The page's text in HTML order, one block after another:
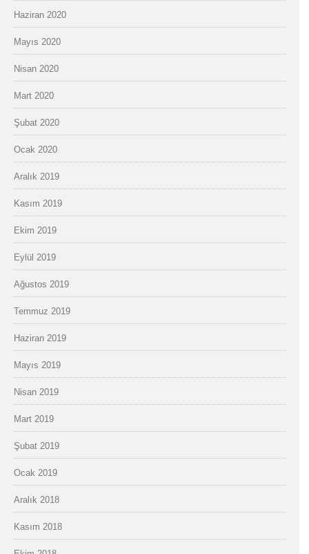
Haziran 2020
Mayıs 2020
Nisan 2020
Mart 2020
Şubat 2020
Ocak 2020
Aralık 2019
Kasım 2019
Ekim 2019
Eylül 2019
Ağustos 2019
Temmuz 2019
Haziran 2019
Mayıs 2019
Nisan 2019
Mart 2019
Şubat 2019
Ocak 2019
Aralık 2018
Kasım 2018